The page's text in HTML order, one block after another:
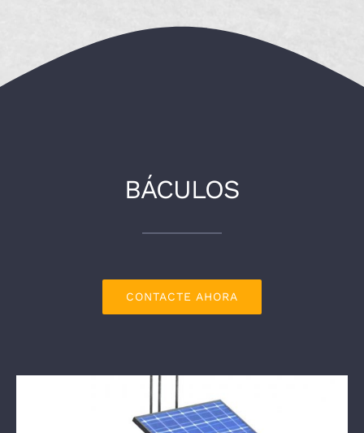
BÁCULOS
CONTACTE AHORA